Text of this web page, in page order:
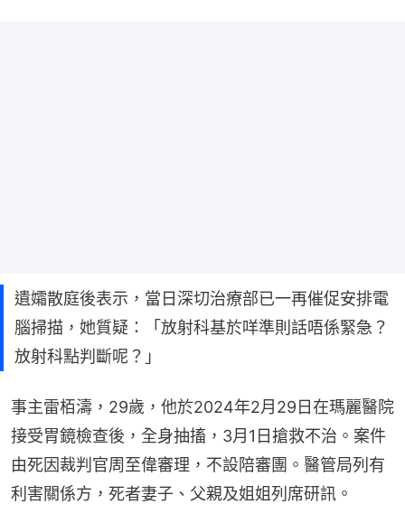
遺孀散庭後表示，當日深切治療部已一再催促安排電
腦掃描，她質疑：「放射科基於咩準則話唔係緊急？
放射科點判斷呢？」
事主雷栢濤，29歲，他於2024年2月29日在瑪麗醫院
接受胃鏡檢查後，全身抽搐，3月1日搶救不治。案件
由死因裁判官周至偉審理，不設陪審團。醫管局列有
利害關係方，死者妻子、父親及姐姐列席研訊。